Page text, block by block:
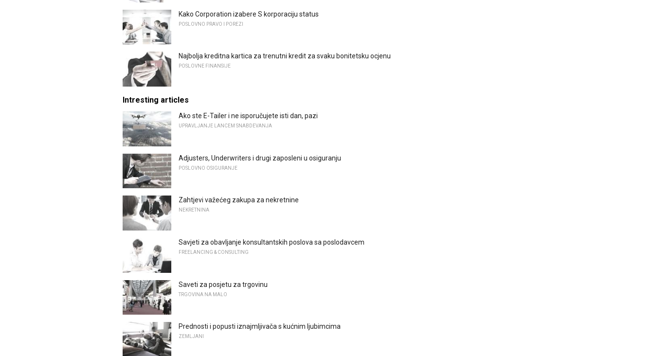
Kako Corporation izabere S korporaciju status
POSLOVNO PRAVO I POREZI
Najbolja kreditna kartica za trenutni kredit za svaku bonitetsku ocjenu
POSLOVNE FINANSIJE
Intresting articles
Ako ste E-Tailer i ne isporučujete isti dan, pazi
UPRAVLJANJE LANCEM SNABDEVANJA
Adjusters, Underwriters i drugi zaposleni u osiguranju
POSLOVNO OSIGURANJE
Zahtjevi važećeg zakupa za nekretnine
NEKRETNINA
Savjeti za obavljanje konsultantskih poslova sa poslodavcem
FREELANCING & CONSULTING
Saveti za posjetu za trgovinu
TRGOVINA NA MALO
Prednosti i popusti iznajmljivača s kućnim ljubimcima
ZEMLJANI